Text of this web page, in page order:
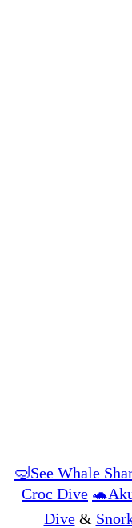
🤿See Whale
Croc Dive
Dive&